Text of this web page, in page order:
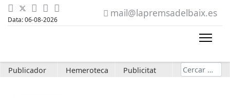
Data: 06-08-2026
mail@lapremsadelbaix.es
Publicador Hemeroteca Publicitat Cerca